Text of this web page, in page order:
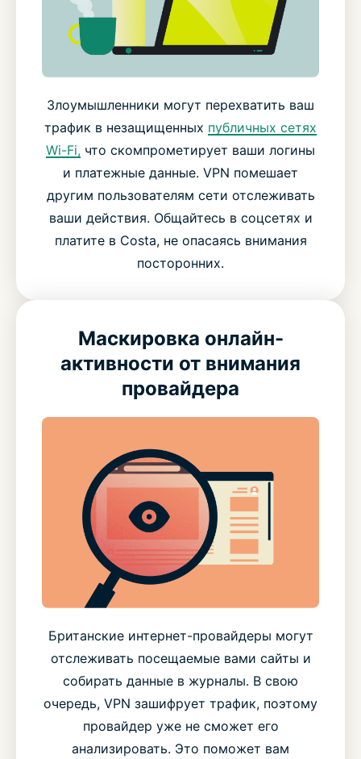
Злоумышленники могут перехватить ваш
трафик в незащищенных публичных сетях
Wi-Fi, что скомпрометирует ваши логины
и платежные данные. VPN помешает
другим пользователям сети отслеживать
ваши действия. Общайтесь в соцсетях и
платите в Costa, не опасаясь внимания
посторонних.
Маскировка онлайн-
активности от внимания
провайдера
Британские интернет-провайдеры могут
отслеживать посещаемые вами сайты и
собирать данные в журналы. В свою
очередь, VPN зашифрует трафик, поэтому
провайдер уже не сможет его
анализировать. Это поможет вам